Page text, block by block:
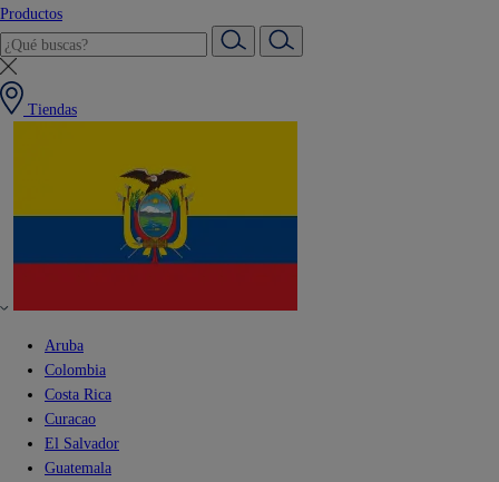
Productos
Tiendas
Aruba
Colombia
Costa Rica
Curacao
El Salvador
Guatemala